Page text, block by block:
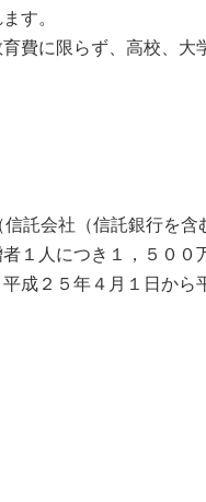
す。
費に限らず、高校、大
託会社（信託銀行を含
１人につき１，５００
成２５年４月１日から